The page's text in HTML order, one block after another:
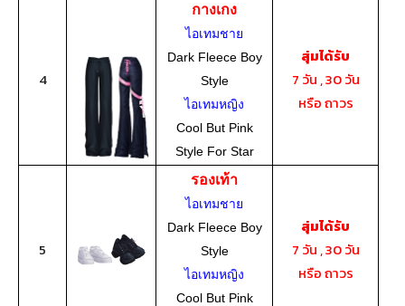
4
กางเกง
ไอเทมชาย
Dark Fleece Boy
Style
ไอเทมหญิง
Cool But Pink
Style For Star
สุ่มได้รับ
7 วัน , 30 วัน
หรือ ถาวร
5
รองเท้า
ไอเทมชาย
Dark Fleece Boy
Style
ไอเทมหญิง
Cool But Pink
สุ่มได้รับ
7 วัน , 30 วัน
หรือ ถาวร